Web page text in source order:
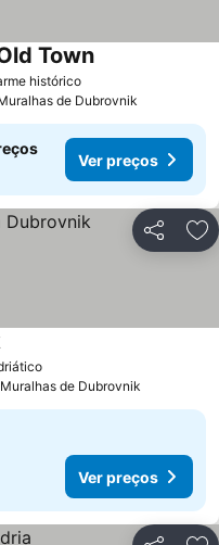
histórico
Town
de Dubrovnik
Ver preços
Partilhar
de Dubrovnik
Ver preços